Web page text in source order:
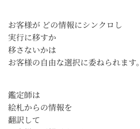
お客様が どの情報にシンクロし
実行に移すか
移さないかは
お客様の自由な選択に委ねられます。
鑑定師は
絵札からの情報を
翻訳して